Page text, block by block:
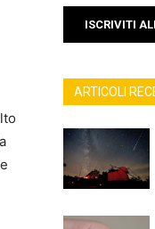
ISCRIVITI
ARTICOLI